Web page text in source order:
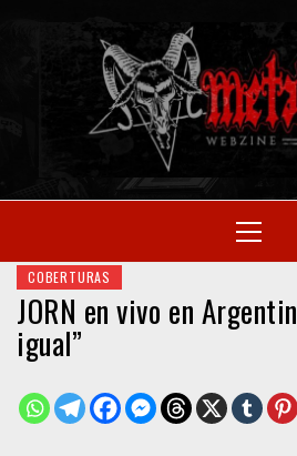
SITIO OFICIAL
Menu
COBERTURAS
JORN en vivo en
igual”